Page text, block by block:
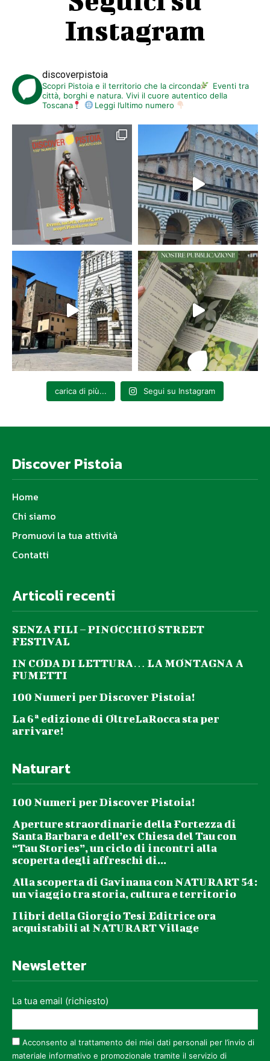
Instagram
discoverpistoia
Scopri Pistoia e il territorio che la circonda
Eventi tra
città, borghi e natura. Vivi il cuore autentico della
Toscana
Leggi l’ultimo numero
carica di più... Segui su Instagram
Discover Pistoia
Home
Chi siamo
Promuovi la tua attività
Contatti
Articoli recenti
SENZA FILI – PINOCCHIO STREET
FESTIVAL
IN CODA DI LETTURA… LA MONTAGNA A
FUMETTI
100 Numeri per Discover Pistoia!
La 6ª edizione di OltreLaRocca sta per
arrivare!
Naturart
100 Numeri per Discover Pistoia!
Aperture straordinarie della Fortezza di
Santa Barbara e dell’ex Chiesa del Tau con
“Tau Stories”, un ciclo di incontri alla
scoperta degli affreschi di...
Alla scoperta di Gavinana con NATURART 54:
un viaggio tra storia, cultura e territorio
I libri della Giorgio Tesi Editrice ora
acquistabili al NATURART Village
Newsletter
La tua email (richiesto)
Acconsento al trattamento dei miei dati personali per l’invio di
materiale informativo e promozionale tramite il servizio di